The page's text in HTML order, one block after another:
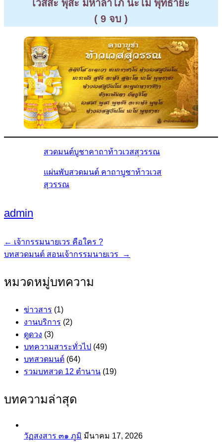
เวสสะ พุสะ มหาลาโภ นะโม พุทธายะ
( 9 จบ )
สวดมนต์บูชาคาถาท้าวเวสสุวรรณ
แผ่นพับสวดมนต์ คาถาบูชาท้าวเวส
สุวรรณ
admin
แนะแนว
← เจ้ากรรมนายเวร คือใคร ?
บทสวดมนต์ สอนเจ้ากรรมนายเวร
→
หมวดหมู่บทความ
ข่าวสาร (1)
งานบริการ (2)
ดูดวง (3)
บทความสาระทั่วไป (49)
บทสวดมนต์ (64)
รวมบทสวด 12 ตำนาน (19)
บทความล่าสุด
วัฏสงสาร ๓๑ ภูมิ มีนาคม 17, 2026